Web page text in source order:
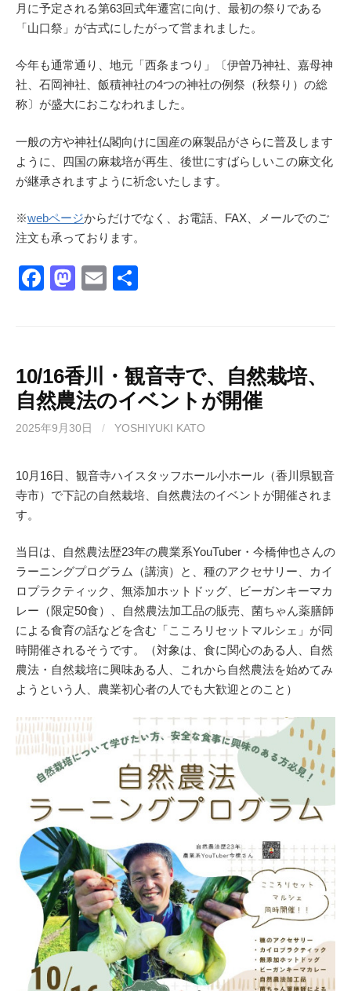
月に予定される第63回式年遷宮に向け、最初の祭りである
「山口祭」が古式にしたがって営まれました。
今年も通常通り、地元「西条まつり」〔伊曽乃神社、嘉母神
社、石岡神社、飯積神社の4つの神社の例祭（秋祭り）の総
称〕が盛大におこなわれました。
一般の方や神社仏閣向けに国産の麻製品がさらに普及します
ように、四国の麻栽培が再生、後世にすばらしいこの麻文化
が継承されますように祈念いたします。
※webページからだけでなく、お電話、FAX、メールでのご
注文も承っております。
F
b
o
o
M
d
o
n
E
10/16香川・観音寺で、自然栽培、
自然農法のイベントが開催
2025年9月30日 / YOSHIYUKI KATO
10月16日、観音寺ハイスタッフホール小ホール（香川県観音
寺市）で下記の自然栽培、自然農法のイベントが開催されま
す。
当日は、自然農法歴23年の農業系YouTuber・今橋伸也さんの
ラーニングプログラム（講演）と、種のアクセサリー、カイ
ロプラクティック、無添加ホットドッグ、ビーガンキーマカ
レー（限定50食）、自然農法加工品の販売、菌ちゃん薬膳師
による食育の話などを含む「こころリセットマルシェ」が同
時開催されるそうです。（対象は、食に関心のある人、自然
農法・自然栽培に興味ある人、これから自然農法を始めてみ
ようという人、農業初心者の人でも大歓迎とのこと）